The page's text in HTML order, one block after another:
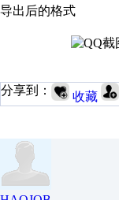
导出后的格式
分享到： 收藏